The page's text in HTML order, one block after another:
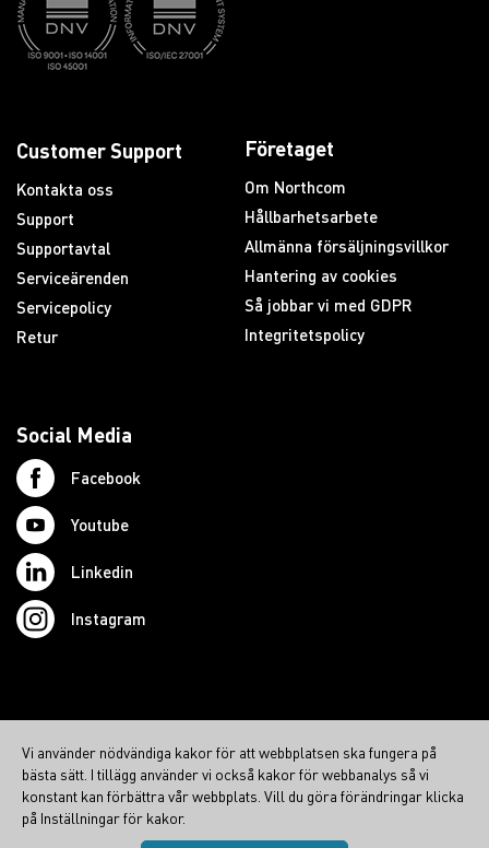
Customer Support
Kontakta oss
Support
Supportavtal
Serviceärenden
Servicepolicy
Retur
Företaget
Om Northcom
Hållbarhetsarbete
Allmänna försäljningsvillkor
Hantering av cookies
Så jobbar vi med GDPR
Integritetspolicy
Social Media
Facebook
Youtube
Linkedin
Instagram
northcom.no
northcom.dk
northcom.fi
Vi använder nödvändiga kakor för att webbplatsen ska fungera på
bästa sätt. I tillägg använder vi också kakor för webbanalys så vi
konstant kan förbättra vår webbplats. Vill du göra förändringar klicka
på Inställningar för kakor.